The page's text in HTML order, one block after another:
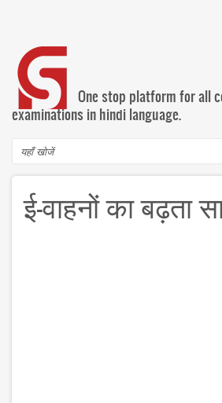
content
One stop platform for all
examinations in hindi language.
Search
ई-वाहनों का बढ़ता